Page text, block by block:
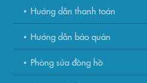
Hướng dẫn thanh toán
Hướng dẫn bảo quản
Phòng sửa đồng hồ